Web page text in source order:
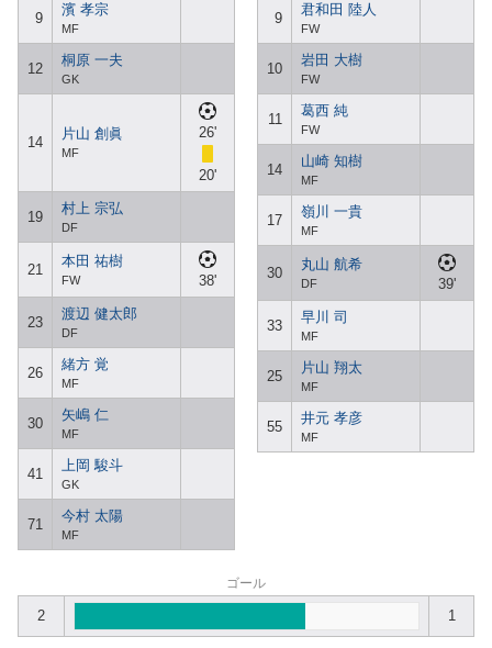
9
濱 孝宗
MF
12
桐原 一夫
GK
14
片山 創眞
MF
26'
20'
19
村上 宗弘
DF
21
本田 祐樹
FW 38'
23
渡辺 健太郎
DF
26
緒方 覚
MF
30
矢嶋 仁
MF
41
上岡 駿斗
GK
71
今村 太陽
MF
9
君和田 陸人
FW
10
岩田 大樹
FW
11
葛西 純
FW
14
山崎 知樹
MF
17
嶺川 一貴
MF
30
丸山 航希
DF 39'
33
早川 司
MF
25
片山 翔太
MF
55
井元 孝彦
MF
ゴール
2 1